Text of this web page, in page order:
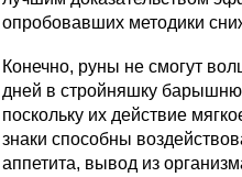
опробовавших методики
Конечно, руны не смогут
дней в стройняшку
поскольку их действие
знаки способны
аппетита, вывод из